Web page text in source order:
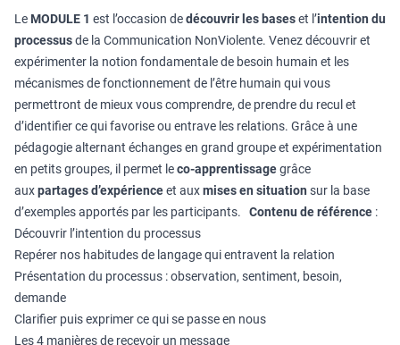
Le MODULE 1 est l’occasion dedécouvrir les baseset l’intention du
processusde la Communication NonViolente. Venez découvrir et
expérimenter la notion fondamentale de besoin humain et les
mécanismes de fonctionnement de l’être humain qui vous
permettront de mieux vous comprendre, de prendre du recul et
d’identifier ce qui favorise ou entrave les relations. Grâce à une
pédagogie alternant échanges en grand groupe et expérimentation
en petits groupes, il permet leco-apprentissagegrâce
auxpartages d’expérienceet auxmises en situation sur la base
d’exemples apportés par les participants. Contenu de référence :
Découvrir l’intention du processus
Repérer nos habitudes de langage qui entravent la relation
Présentation du processus : observation, sentiment, besoin,
demande
Clarifier puis exprimer ce qui se passe en nous
Les 4 manières de recevoir un message